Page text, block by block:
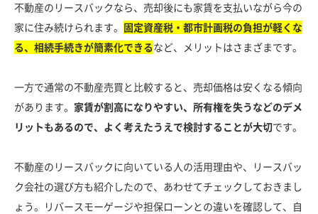
不動産のリースバックなら、売却後にも家賃を支払いながら今の
家に住み続けられます。 固定資産税・都市計画税の負担が軽くな
る、相続手続きが簡素化できるなど、メリットはさまざまです。
一方で通常の不動産売買と比較すると、売却価格は安くなる傾向
があります。 家賃が割高になりやすい、所有権を失うなどのデメ
リットもあるので、よく考えたうえで検討することが大切です。
不動産のリースバックに向いている人の活用理由や、リースバッ
ク会社の選び方も紹介したので、あわせてチェックしておきまし
ょう。リバースモーゲージや担保ローンとの違いを確認して、自